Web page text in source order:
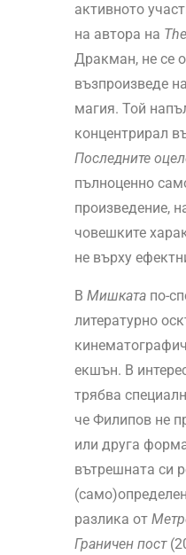
активното
на автора на The
Дракман, не се
възпроизведе
магия. Той
концентрирал
Последните
пълноценно
произведение,
човешките
не върху
В Мишкатапо-
литературно
екшън. В
трябва
че Филипов не
или друга
вътрешната си
разлика от
Граничен пост